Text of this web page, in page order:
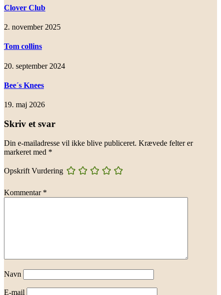
Clover Club
2. november 2025
Tom collins
20. september 2024
Bee´s Knees
19. maj 2026
Skriv et svar
Din e-mailadresse vil ikke blive publiceret. Krævede felter er
markeret med *
Opskrift Vurdering
Kommentar *
Navn
E-mail